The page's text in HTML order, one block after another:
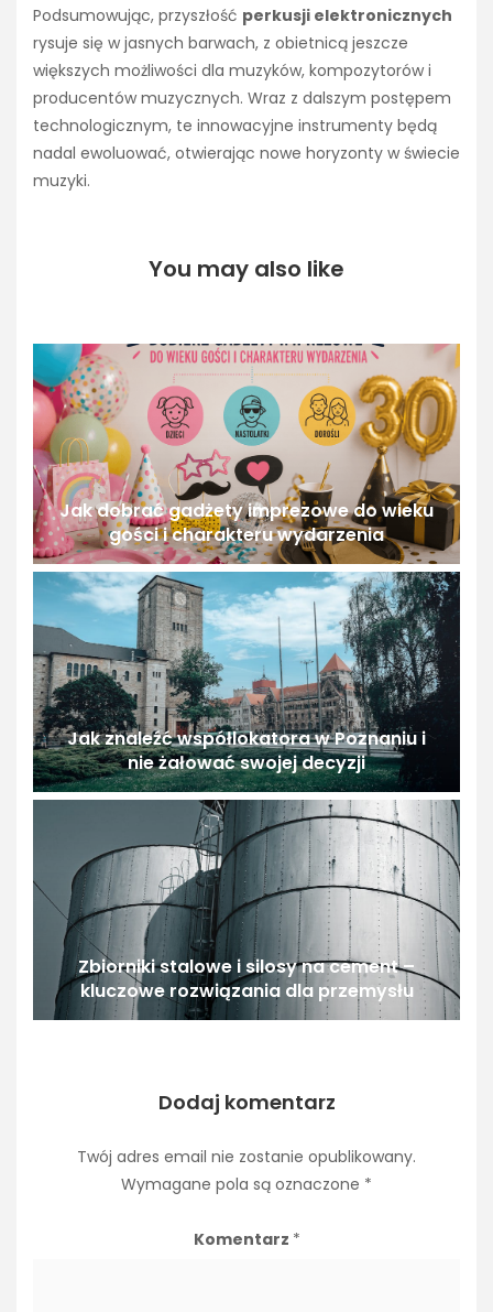
Podsumowując, przyszłość perkusji elektronicznych
rysuje się w jasnych barwach, z obietnicą jeszcze
większych możliwości dla muzyków, kompozytorów i
producentów muzycznych. Wraz z dalszym postępem
technologicznym, te innowacyjne instrumenty będą
nadal ewoluować, otwierając nowe horyzonty w świecie
muzyki.
You may also like
Jak dobrać gadżety imprezowe do wieku
gości i charakteru wydarzenia
Jak znaleźć współlokatora w Poznaniu i
nie żałować swojej decyzji
Zbiorniki stalowe i silosy na cement –
kluczowe rozwiązania dla przemysłu
Dodaj komentarz
Twój adres email nie zostanie opublikowany.
Wymagane pola są oznaczone *
Komentarz *